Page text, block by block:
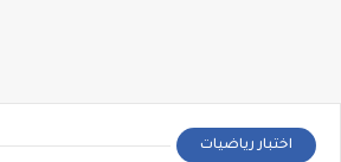
اختبار رياضيات